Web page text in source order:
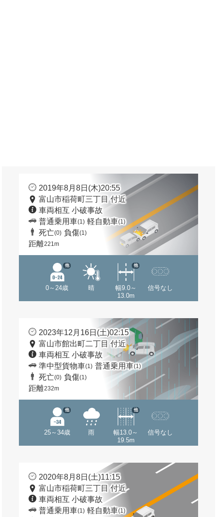
2019年8月8日(木)20:55
富山市稲荷町三丁目 付近
車両相互 小破事故
普通乗用車(1) 軽自動車(1)
死亡(0) 負傷(1)
距離221m
0～24歳
他
晴
幅9.0～
13.0m
他
信号なし
2023年12月16日(土)02:15
富山市館出町二丁目 付近
車両相互 小破事故
準中型貨物車(1) 普通乗用車(1)
死亡(0) 負傷(1)
距離232m
25～34歳
他
雨
幅13.0～
19.5m
他
信号なし
2020年8月8日(土)11:15
富山市稲荷町三丁目 付近
車両相互 小破事故
普通乗用車(1) 軽自動車(1)